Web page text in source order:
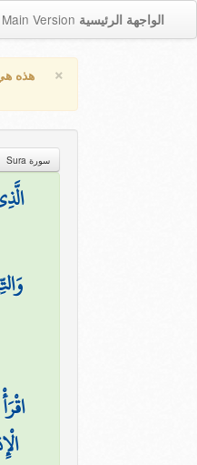
Main Version الواجهة الرئيسية
× هذه
سورة Sura